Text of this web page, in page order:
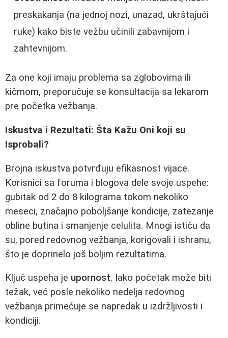
preskakanja (na jednoj nozi, unazad, ukrštajući
ruke) kako biste vežbu učinili zabavnijom i
zahtevnijom.
Za one koji imaju problema sa zglobovima ili
kičmom, preporučuje se konsultacija sa lekarom
pre početka vežbanja.
Iskustva i Rezultati: Šta Kažu Oni koji su
Isprobali?
Brojna iskustva potvrđuju efikasnost vijace.
Korisnici sa foruma i blogova dele svoje uspehe:
gubitak od 2 do 8 kilograma tokom nekoliko
meseci, značajno poboljšanje kondicije, zatezanje
obline butina i smanjenje celulita. Mnogi ističu da
su, pored redovnog vežbanja, korigovali i ishranu,
što je doprinelo još boljim rezultatima.
Ključ uspeha je upornost. Iako početak može biti
težak, već posle nekoliko nedelja redovnog
vežbanja primećuje se napredak u izdržljivosti i
kondiciji.